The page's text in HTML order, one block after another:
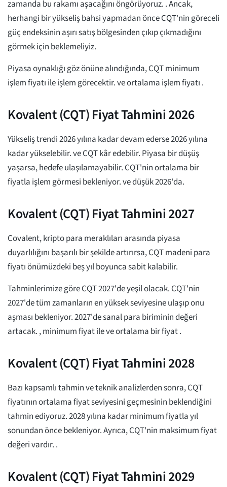
zamanda bu rakamı aşacağını öngörüyoruz. . Ancak,
herhangi bir yükseliş bahsi yapmadan önce CQT'nin göreceli
güç endeksinin aşırı satış bölgesinden çıkıp çıkmadığını
görmek için beklemeliyiz.
Piyasa oynaklığı göz önüne alındığında, CQT minimum
işlem fiyatı ile işlem görecektir.ve ortalama işlem fiyatı .
Kovalent (CQT) Fiyat Tahmini 2026
Yükseliş trendi 2026 yılına kadar devam ederse 2026 yılına
kadar yükselebilir.ve CQT kâr edebilir. Piyasa bir düşüş
yaşarsa, hedefe ulaşılamayabilir. CQT'nin ortalama bir
fiyatla işlem görmesi bekleniyor.ve düşük2026'da.
Kovalent (CQT) Fiyat Tahmini 2027
Covalent, kripto para meraklıları arasında piyasa
duyarlılığını başarılı bir şekilde artırırsa, CQT madeni para
fiyatı önümüzdeki beş yıl boyunca sabit kalabilir.
Tahminlerimize göre CQT 2027'de yeşil olacak. CQT'nin
2027'de tüm zamanların en yüksek seviyesine ulaşıp onu
aşması bekleniyor. 2027'de sanal para biriminin değeri
artacak. , minimum fiyat ileve ortalama bir fiyat.
Kovalent (CQT) Fiyat Tahmini 2028
Bazı kapsamlı tahmin ve teknik analizlerden sonra, CQT
fiyatının ortalama fiyat seviyesini geçmesinin beklendiğini
tahmin ediyoruz.2028 yılına kadar minimum fiyatlayıl
sonundan önce bekleniyor. Ayrıca, CQT'nin maksimum fiyat
değeri vardır. .
Kovalent (CQT) Fiyat Tahmini 2029